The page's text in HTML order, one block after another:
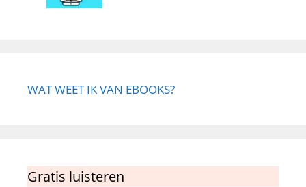
WAT WEET IK VAN EBOOKS?
Gratis luisteren